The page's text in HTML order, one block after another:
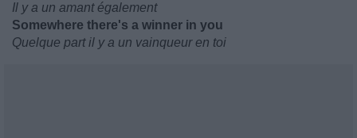
Il y a un amant également
Somewhere there's a winner in you
Quelque part il y a un vainqueur en toi